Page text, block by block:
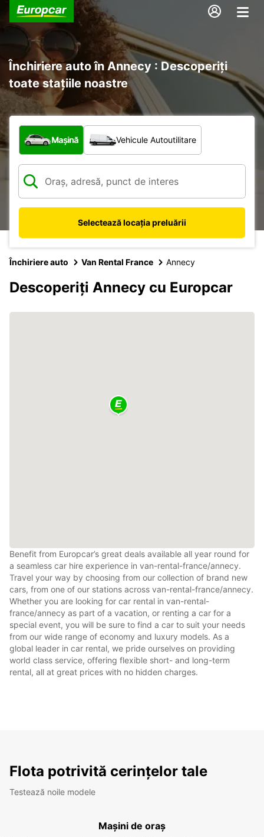
Închiriere auto în Annecy : Descoperiți
toate stațiile noastre
Ce tip de vehicul?
Mașină Vehicule Autoutilitare
Selectează locația preluării
Închiriere auto Van Rental France Annecy
Descoperiți Annecy cu Europcar
Benefit from Europcar’s great deals available all year round for
a seamless car hire experience in van-rental-france/annecy.
Travel your way by choosing from our collection of brand new
cars, from one of our stations across van-rental-france/annecy.
Whether you are looking for car rental in van-rental-
france/annecy as part of a vacation, or renting a car for a
special event, you will be sure to find a car to suit your needs
from our wide range of economy and luxury models. As a
global leader in car rental, we pride ourselves on providing
world class service, offering flexible short- and long-term
rental, all at great prices with no hidden charges.
Flota potrivită cerințelor tale
Testează noile modele
Mașini de oraș